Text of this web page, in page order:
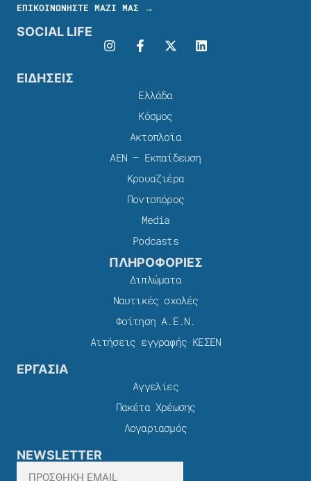
ΕΠΙΚΟΙΝΩΝΗΣΤΕ ΜΑΖΙ ΜΑΣ →
SOCIAL LIFE
ΕΙΔΗΣΕΙΣ
Ελλάδα
Κόσμος
Ακτοπλοϊα
ΑΕΝ – Εκπαίδευση
Κρουαζιέρα
Ποντοπόρος
Media
Podcasts
ΠΛΗΡΟΦΟΡΙΕΣ
Διπλώματα
Ναυτικές σχολές
Φοίτηση Α.Ε.Ν.
Αιτήσεις εγγραφής ΚΕΣΕΝ
ΕΡΓΑΣΙΑ
Αγγελίες
Πακέτα Χρέωσης​
Λογαριασμός
NEWSLETTER